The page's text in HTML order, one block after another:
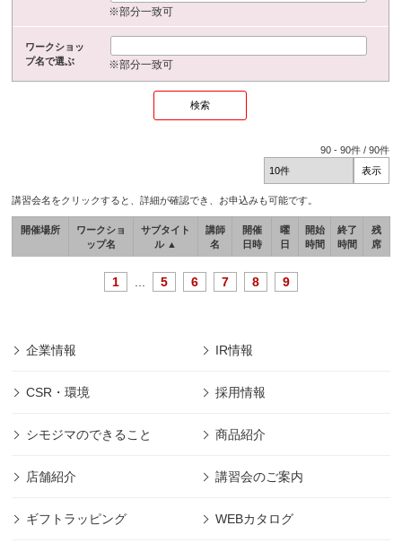
※部分一致可
ワークショッ
プ名で選ぶ
※部分一致可
90 -90件 /90件
講習会名をクリックすると、詳細が確認でき、お申込みも可能です。
開催場所
ワークショ
ップ名
サブタイト
ル ▲
講師
名
開催
日時
曜
日
開始
時間
終了
時間
残
席
1 5 6 7 8 9
企業情報 IR情報
CSR・環境 採用情報
シモジマのできること 商品紹介
店舗紹介 講習会のご案内
ギフトラッピング WEBカタログ